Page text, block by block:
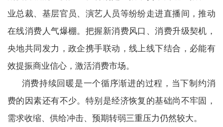
业总裁、基层官员、演艺人员等纷纷走进直播间，推动
在线消费人气爆棚。把握新消费风口、消费升级契机，
央地共同发力，政企携手联动，线上线下结合，必能有
效提振商业信心，激活消费市场。
消费持续回暖是一个循序渐进的过程，当下制约消
费的因素还有不少。特别是经济恢复的基础尚不牢固，
需求收缩、供给冲击、预期转弱三重压力仍然较大。